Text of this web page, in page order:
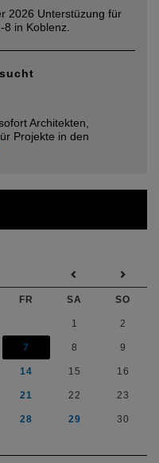
2026 Unterstüzung für
in Koblenz.
Architekten,
Projekte in den
FR SA SO
1 2
7 8 9
14 15 16
21 22 23
28 29 30